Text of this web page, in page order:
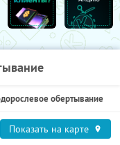
обертывание
Показать на карте